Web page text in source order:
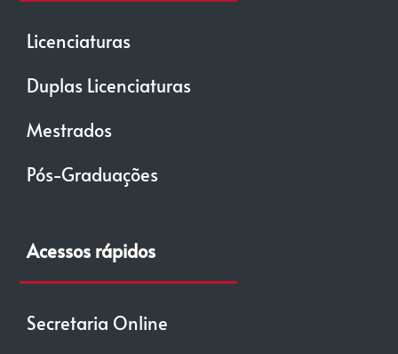
Licenciaturas
Duplas Licenciaturas
Mestrados
Pós-Graduações
Acessos rápidos
Secretaria Online